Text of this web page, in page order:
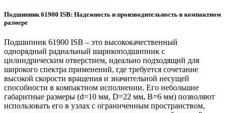
Подшипник 61900 ISB: Надежность и производительность в компактном
размере
Подшипник 61900 ISB – это высококачественный
однорядный радиальный шарикоподшипник с
цилиндрическим отверстием, идеально подходящий для
широкого спектра применений, где требуется сочетание
высокой скорости вращения и значительной несущей
способности в компактном исполнении. Его небольшие
габаритные размеры (d=10 мм, D=22 мм, B=6 мм) позволяют
использовать его в узлах с ограниченным пространством,